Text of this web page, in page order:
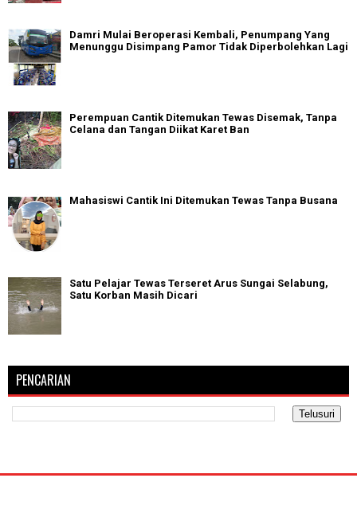
Damri Mulai Beroperasi Kembali, Penumpang Yang
Menunggu Disimpang Pamor Tidak Diperbolehkan Lagi
Perempuan Cantik Ditemukan Tewas Disemak, Tanpa
Celana dan Tangan Diikat Karet Ban
Mahasiswi Cantik Ini Ditemukan Tewas Tanpa Busana
Satu Pelajar Tewas Terseret Arus Sungai Selabung,
Satu Korban Masih Dicari
PENCARIAN